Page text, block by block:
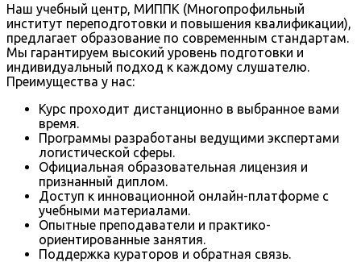
Наш учебный центр, МИППК (Многопрофильный
институт переподготовки и повышения квалификации),
предлагает образование по современным стандартам.
Мы гарантируем высокий уровень подготовки и
индивидуальный подход к каждому слушателю.
Преимущества у нас:
Курс проходит дистанционно в выбранное вами
время.
Программы разработаны ведущими экспертами
логистической сферы.
Официальная образовательная лицензия и
признанный диплом.
Доступ к инновационной онлайн-платформе с
учебными материалами.
Опытные преподаватели и практико-
ориентированные занятия.
Поддержка кураторов и обратная связь.